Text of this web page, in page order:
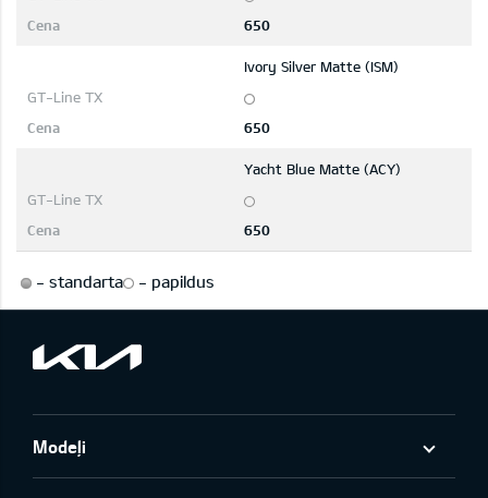
650
Ivory Silver Matte (ISM)
650
Yacht Blue Matte (ACY)
650
- standarta - papildus
Modeļi